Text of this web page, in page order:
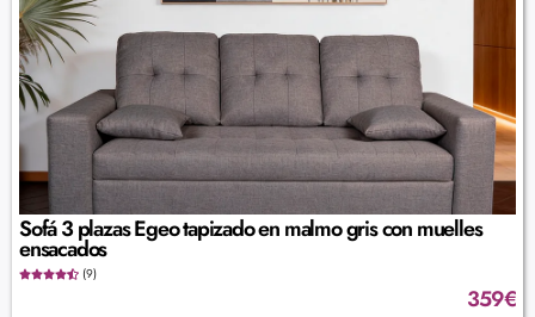
Sofá 3 plazas Egeo tapizado en malmo gris con muelles
ensacados
(9)
359€